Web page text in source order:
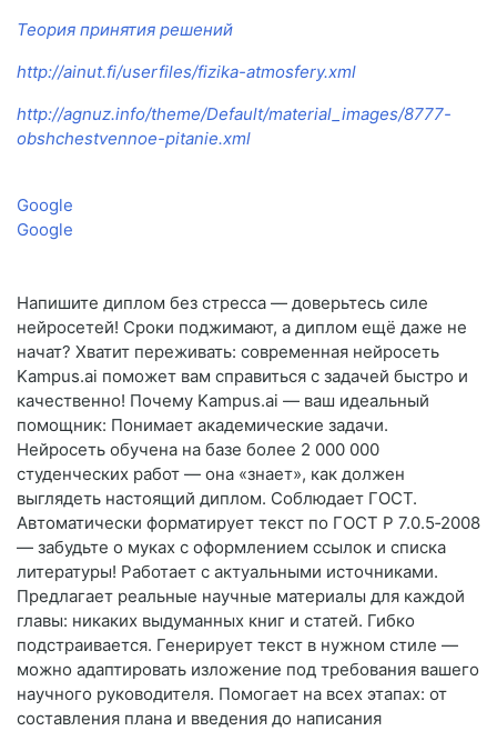
Теория принятия решений
http://ainut.fi/userfiles/fizika-atmosfery.xml
http://agnuz.info/theme/Default/material_images/8777-
obshchestvennoe-pitanie.xml
Google
Google
Напишите диплом без стресса — доверьтесь силе
нейросетей! Сроки поджимают, а диплом ещё даже не
начат? Хватит переживать: современная нейросеть
Kampus.ai поможет вам справиться с задачей быстро и
качественно! Почему Kampus.ai — ваш идеальный
помощник: Понимает академические задачи.
Нейросеть обучена на базе более 2 000 000
студенческих работ — она «знает», как должен
выглядеть настоящий диплом. Соблюдает ГОСТ.
Автоматически форматирует текст по ГОСТ Р 7.0.5‑2008
— забудьте о муках с оформлением ссылок и списка
литературы! Работает с актуальными источниками.
Предлагает реальные научные материалы для каждой
главы: никаких выдуманных книг и статей. Гибко
подстраивается. Генерирует текст в нужном стиле —
можно адаптировать изложение под требования вашего
научного руководителя. Помогает на всех этапах: от
составления плана и введения до написания